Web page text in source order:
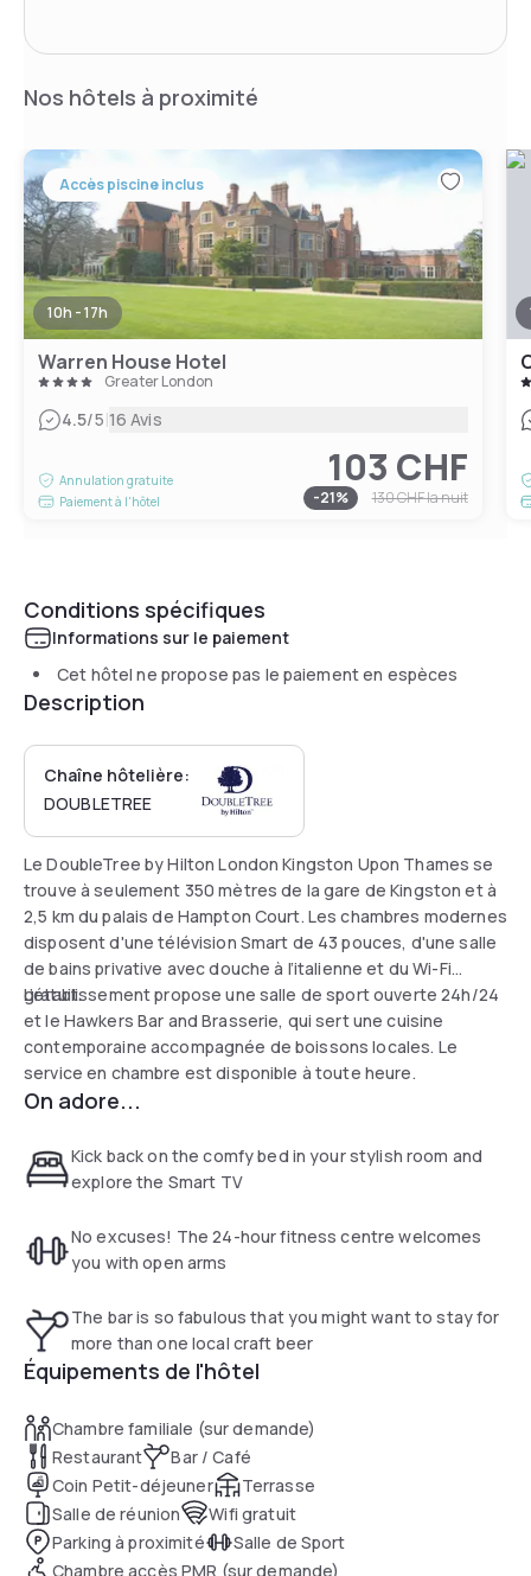
Nos hôtels à proximité
Accès piscine inclus
10h - 17h
Warren House Hotel
Greater London
4.5/5|16 Avis
Annulation gratuite
Paiement à l'hôtel
103 CHF
-21% 130 CHFla nuit
Conditions spécifiques
Informations sur le paiement
Cet hôtel ne propose pas le paiement en espèces
Description
Chaîne hôtelière:
DOUBLETREE
Le DoubleTree by Hilton London Kingston Upon Thames se
trouve à seulement 350 mètres de la gare de Kingston et à
2,5 km du palais de Hampton Court. Les chambres modernes
disposent d'une télévision Smart de 43 pouces, d'une salle
de bains privative avec douche à l’italienne et du Wi-Fi
gratuit.
L’établissement propose une salle de sport ouverte 24h/24
et le Hawkers Bar and Brasserie, qui sert une cuisine
contemporaine accompagnée de boissons locales. Le
service en chambre est disponible à toute heure.
On adore...
Kick back on the comfy bed in your stylish room and
explore the Smart TV
No excuses! The 24-hour fitness centre welcomes
you with open arms
The bar is so fabulous that you might want to stay for
more than one local craft beer
Équipements de l'hôtel
Chambre familiale (sur demande)
Restaurant
Bar / Café
Coin Petit-déjeuner
Terrasse
Salle de réunion
Wifi gratuit
Parking à proximité
Salle de Sport
Chambre accès PMR (sur demande)